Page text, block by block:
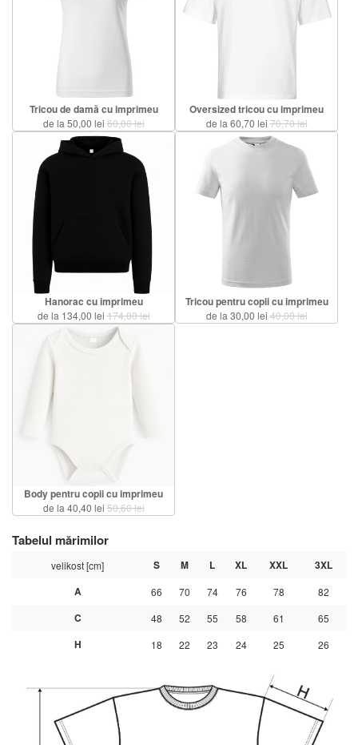
Tricou de damă cu imprimeu
de la 50,00 lei60,00 lei
Oversized tricou cu imprimeu
de la 60,70 lei70,70 lei
Hanorac cu imprimeu
de la 134,00 lei174,00 lei
Tricou pentru copii cu imprimeu
de la 30,00 lei40,00 lei
Body pentru copii cu imprimeu
de la 40,40 lei50,60 lei
Tabelul mărimilor
velikost [cm] S M L XL XXL
3XL
A
66 70 74 76 78 82
C 48 52 55 58 61 65
H 18 22 23 24 25 26